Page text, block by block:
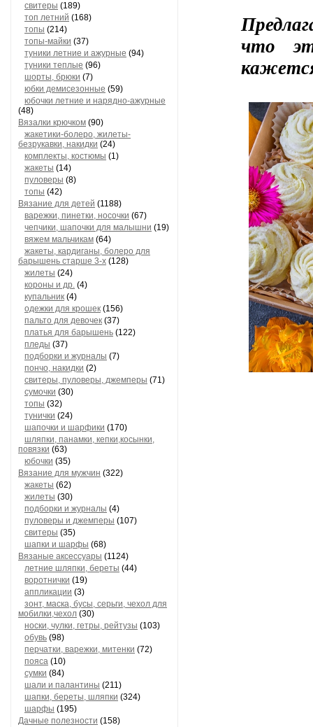
свитеры (189)
топ летний (168)
топы (214)
топы-майки (37)
туники летние и ажурные (94)
туники теплые (96)
шорты, брюки (7)
юбки демисезонные (59)
юбочки летние и нарядно-ажурные
(48)
Вязалки крючком (90)
жакетики-болеро, жилеты-
безрукавки, накидки (24)
комплекты, костюмы (1)
жакеты (14)
пуловеры (8)
топы (42)
Вязание для детей (1188)
варежки, пинетки, носочки (67)
чепчики, шапочки для малышни (19)
вяжем мальчикам (64)
жакеты, кардиганы, болеро для
барышень старше 3-х (128)
жилеты (24)
короны и др. (4)
купальник (4)
одежки для крошек (156)
пальто для девочек (37)
платья для барышень (122)
пледы (37)
подборки и журналы (7)
пончо, накидки (2)
свитеры, пуловеры, джемперы (71)
сумочки (30)
топы (32)
тунички (24)
шапочки и шарфики (170)
шляпки, панамки, кепки,косынки,
повязки (63)
юбочки (35)
Вязание для мужчин (322)
жакеты (62)
жилеты (30)
подборки и журналы (4)
пуловеры и джемперы (107)
свитеры (35)
шапки и шарфы (68)
Вязаные аксессуары (1124)
летние шляпки, береты (44)
воротнички (19)
аппликации (3)
зонт, маска, бусы, серьги, чехол для
мобилки,чехол (30)
носки, чулки, гетры, рейтузы (103)
обувь (98)
перчатки, варежки, митенки (72)
пояса (10)
сумки (84)
шали и палантины (211)
шапки, береты, шляпки (324)
шарфы (195)
Дачные полезности (158)
что